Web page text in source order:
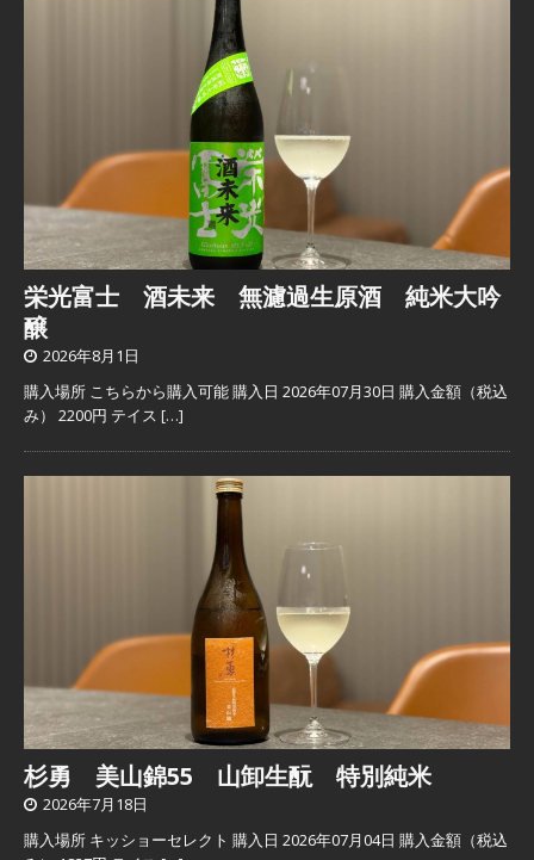
栄光富士 酒未来 無濾過生原酒 純米大吟
醸
2026年8月1日
購入場所 こちらから購入可能 購入日 2026年07月30日 購入金額（税込
み） 2200円 テイス […]
杉勇 美山錦55 山卸生酛 特別純米
2026年7月18日
購入場所 キッショーセレクト 購入日 2026年07月04日 購入金額（税込